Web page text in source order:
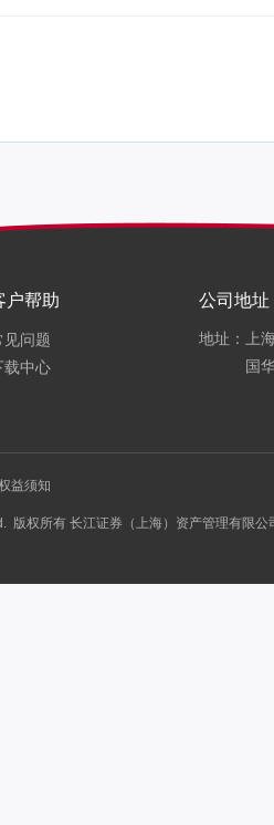
户帮助
见问题
载中心
公司地址
地址：上
国
益须知
版权所有 长江证券（上海）资产管理有限